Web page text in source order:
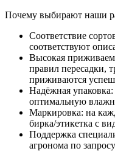
Почему выбирают наши
Соответствие
соответствуют
Высокая
правил пересадки,
приживаются
Надёжная
оптимальную
Маркировка: на
бирка/этикетка с
Поддержка
агронома по